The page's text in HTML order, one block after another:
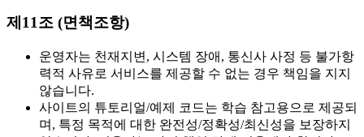
제11조 (면책조항)
운영자는 천재지변, 시스템 장애, 통신사 사정 등 불가항
력적 사유로 서비스를 제공할 수 없는 경우 책임을 지지
않습니다.
사이트의 튜토리얼/예제 코드는 학습 참고용으로 제공되
며, 특정 목적에 대한 완전성/정확성/최신성을 보장하지